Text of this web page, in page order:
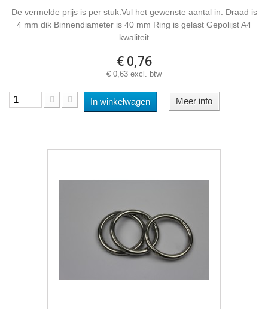
De vermelde prijs is per stuk.Vul het gewenste aantal in. Draad is
4 mm dik Binnendiameter is 40 mm Ring is gelast Gepolijst A4
kwaliteit
€ 0,76
€ 0,63 excl. btw
In winkelwagen Meer info